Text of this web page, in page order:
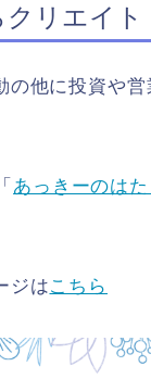
リエイト
他に投資や
あっきーのは
ジはこちら